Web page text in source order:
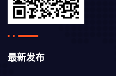
最新发布